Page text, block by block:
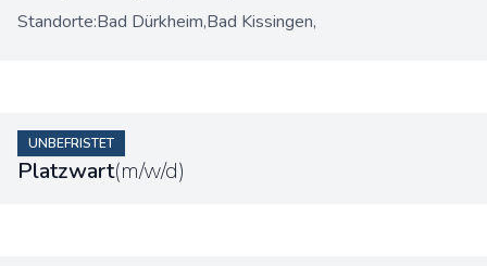
Standorte:Bad Dürkheim,Bad Kissingen,
UNBEFRISTET
Platzwart(m/w/d)